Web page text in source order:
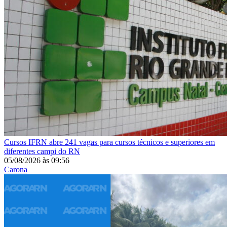
Cursos IFRN abre 241 vagas para cursos técnicos e superiores em
diferentes campi do RN
05/08/2026 às 09:56
Carona